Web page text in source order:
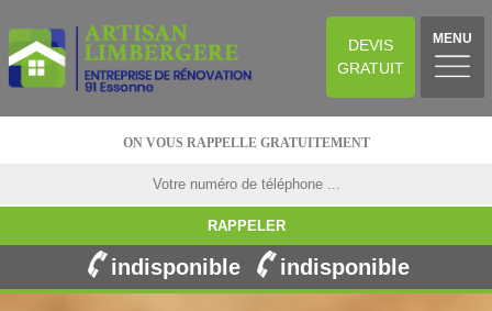
DEVIS
GRATUIT
MENU
ON VOUS RAPPELLE GRATUITEMENT
indisponible indisponible